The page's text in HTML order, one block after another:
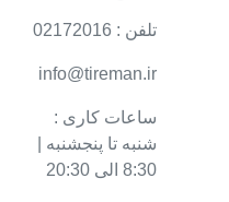
تلفن : 02172016
info@tireman.ir
ساعات کاری :
شنبه تا پنجشنبه |
8:30 الی 20:30